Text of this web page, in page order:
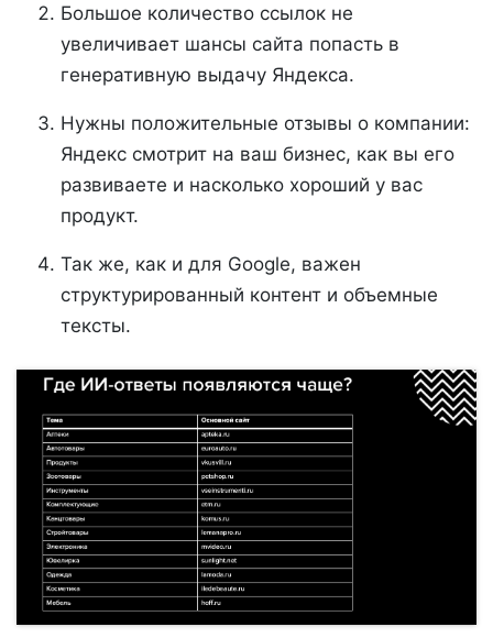
Большое количество ссылок не
увеличивает шансы сайта попасть в
генеративную выдачу Яндекса.
Нужны положительные отзывы о компании:
Яндекс смотрит на ваш бизнес, как вы его
развиваете и насколько хороший у вас
продукт.
Так же, как и для Google, важен
структурированный контент и объемные
тексты.